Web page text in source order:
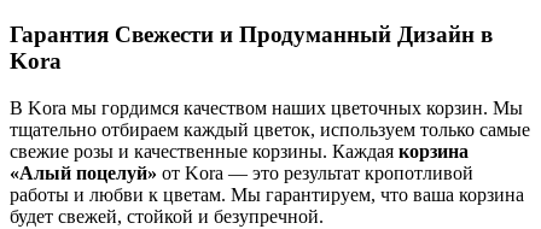
Гарантия Свежести и Продуманный Дизайн в
Kora
В Kora мы гордимся качеством наших цветочных корзин. Мы
тщательно отбираем каждый цветок, используем только самые
свежие розы и качественные корзины. Каждая корзина
«Алый поцелуй» от Kora — это результат кропотливой
работы и любви к цветам. Мы гарантируем, что ваша корзина
будет свежей, стойкой и безупречной.